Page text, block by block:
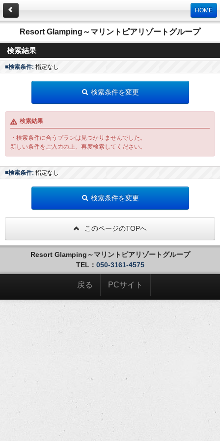
HOME
Resort Glamping～マリントピアリゾートグループ
検索結果
■検索条件: 指定なし
検索条件を変更
検索結果
・検索条件に合うプランは見つかりませんでした。
新しい条件をご入力の上、再度検索してください。
■検索条件: 指定なし
検索条件を変更
このページのTOPへ
Resort Glamping～マリントピアリゾートグループ
TEL： 050-3161-4575
戻る PCサイト